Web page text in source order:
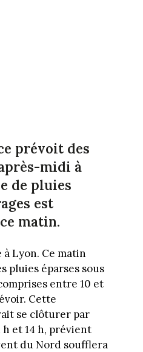
prévoit des
midi à
de pluies
est
matin.
Lyon. Ce matin
pluies éparses sous
entre 10 et
Cette
se clôturer par
h et 14 h, prévient
du Nord soufflera